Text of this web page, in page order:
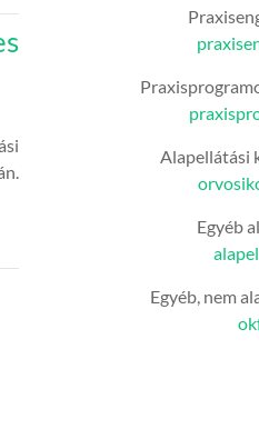
Alapellátási
Egyéb
Egyéb, nem